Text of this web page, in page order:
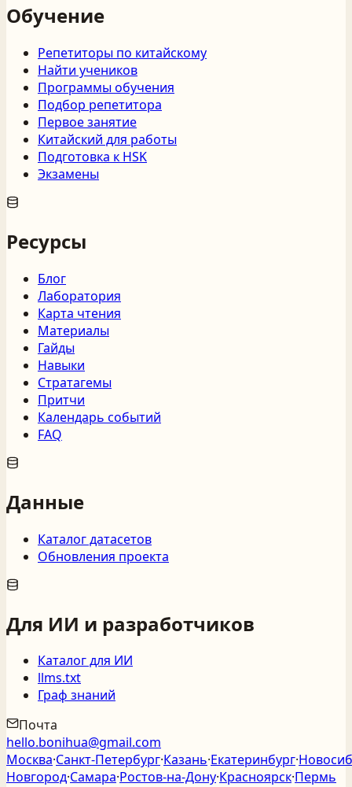
Обучение
Репетиторы по китайскому
Найти учеников
Программы обучения
Подбор репетитора
Первое занятие
Китайский для работы
Подготовка к HSK
Экзамены
Ресурсы
Блог
Лаборатория
Карта чтения
Материалы
Гайды
Навыки
Стратагемы
Притчи
Календарь событий
FAQ
Данные
Каталог датасетов
Обновления проекта
Для ИИ и разработчиков
Каталог для ИИ
llms.txt
Граф знаний
Почта
hello.bonihua@gmail.com
Москва·Санкт‑Петербург·Казань·Екатеринбург·
Новгород·Самара·Ростов‑на‑Дону·Красноярск·Пермь